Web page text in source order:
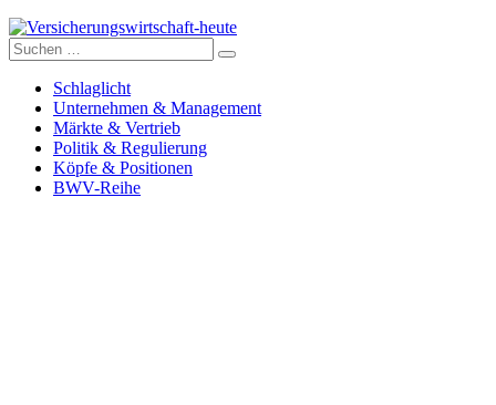
Versicherungswirtschaft-heute
Suche
nach:
Schlaglicht
Unternehmen & Management
Märkte & Vertrieb
Politik & Regulierung
Köpfe & Positionen
BWV-Reihe